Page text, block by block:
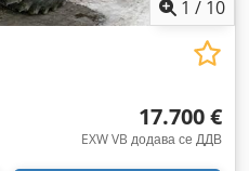
1 / 10
17.700 €
EXW VB додава се ДДВ